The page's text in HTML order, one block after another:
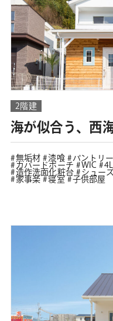
2階建
海が似合う、西
無垢材 漆喰 パントリー
カバードポーチ
WIC
造作洗面化粧台
シュー
家事楽
寝室 子供部屋